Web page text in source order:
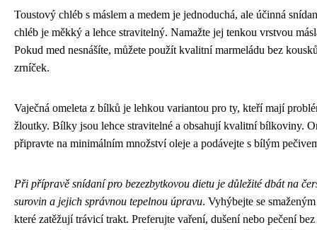
Toustový chléb s máslem a medem je jednoduchá, ale účinná
chléb je měkký a lehce stravitelný. Namažte jej tenkou vrstvou
Pokud med nesnášíte, můžete použít kvalitní marmeládu bez
zrníček.
Vaječná omeleta z bílků je lehkou variantou pro ty, kteří mají
žloutky. Bílky jsou lehce stravitelné a obsahují kvalitní bílkoviny.
připravte na minimálním množství oleje a podávejte s bílým
Při přípravě snídaní pro bezezbytkovou dietu je důležité dbát na
surovin a jejich správnou tepelnou úpravu. Vyhýbejte se
které zatěžují trávicí trakt. Preferujte vaření, dušení nebo pečení